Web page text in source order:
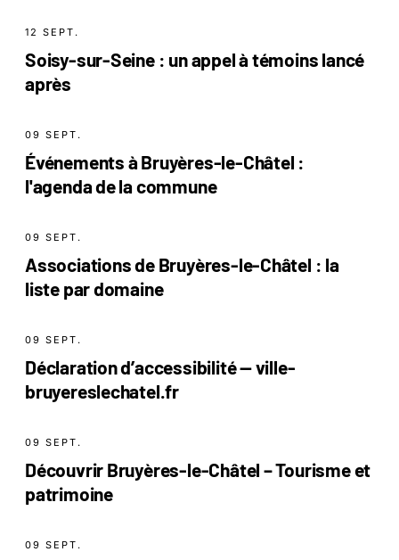
12 SEPT.
Soisy-sur-Seine : un appel à témoins lancé
après
09 SEPT.
Événements à Bruyères-le-Châtel :
l'agenda de la commune
09 SEPT.
Associations de Bruyères-le-Châtel : la
liste par domaine
09 SEPT.
Déclaration d’accessibilité — ville-
bruyereslechatel.fr
09 SEPT.
Découvrir Bruyères-le-Châtel – Tourisme et
patrimoine
09 SEPT.